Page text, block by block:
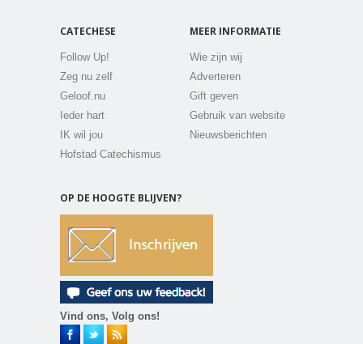
CATECHESE
Follow Up!
Zeg nu zelf
Geloof.nu
Ieder hart
IK wil jou
Hofstad Catechismus
MEER INFORMATIE
Wie zijn wij
Adverteren
Gift geven
Gebruik van website
Nieuwsberichten
OP DE HOOGTE BLIJVEN?
Vind ons, Volg ons!